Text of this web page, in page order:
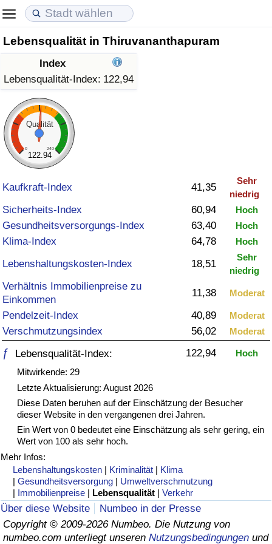
Lebensqualität in Thiruvananthapuram
Index
Lebensqualität-Index: 122,94
Qualität
0 240
122.94
Kaufkraft-Index 41,35
Sehr
niedrig
Sicherheits-Index 60,94 Hoch
Gesundheitsversorgungs-Index 63,40 Hoch
Klima-Index 64,78 Hoch
Lebenshaltungskosten-Index 18,51
Sehr
niedrig
Verhältnis Immobilienpreise zu
Einkommen
11,38 Moderat
Pendelzeit-Index 40,89 Moderat
Verschmutzungsindex 56,02 Moderat
ƒ Lebensqualität-Index: 122,94
Hoch
Mitwirkende: 29
Letzte Aktualisierung: August 2026
Diese Daten beruhen auf der Einschätzung der Besucher
dieser Website in den vergangenen drei Jahren.
Ein Wert von 0 bedeutet eine Einschätzung als sehr gering, ein
Wert von 100 als sehr hoch.
Mehr Infos:
Lebenshaltungskosten | Kriminalität | Klima
|Gesundheitsversorgung | Umweltverschmutzung
| Immobilienpreise | Lebensqualität |Verkehr
Über diese Website
Numbeo in der Presse
Copyright © 2009-2026 Numbeo. Die Nutzung von
numbeo.com unterliegt unseren Nutzungsbedingungen und
Lebenshaltungskosten
Lebenshaltungskosten-Index (aktuell)
Lebenshaltungskosten-Index
Lebenshaltungskosten-Index nach Land
in Akaba
Immobilienpreise
Immobilienpreis-Index (aktuell)
Immobilienpreis-Index
Immobilienpreis-Index nach Land
Lebensqualität
Lebensqualität-Index
Lebensqualität-Index (aktuell)
Lebensqualitätsindex nach Land
Kriminalität
Kriminalitäts-Index
Kriminalitätsindex nach Land
Gesundheitsversorgung
Gesundheitsversorgungs-Index (aktuell)
Gesundheitsversorgungs-Index
Gesundheitsversorgungs-Index nach Land
Umweltverschmutzung
Umweltverschmutzungs-Index (aktuell)
Verschmutzungsindex
Umweltverschmutzungs-Index nach Land
Verkehr